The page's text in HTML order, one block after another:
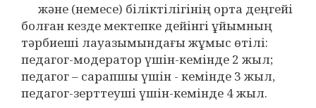
және (немесе) біліктілігінің орта деңгейі
болған кезде мектепке дейінгі ұйымның
тәрбиеші лауазымындағы жұмыс өтілі:
педагог-модератор үшін-кемінде 2 жыл;
педагог – сарапшы үшін - кемінде 3 жыл,
педагог-зерттеуші үшін-кемінде 4 жыл.